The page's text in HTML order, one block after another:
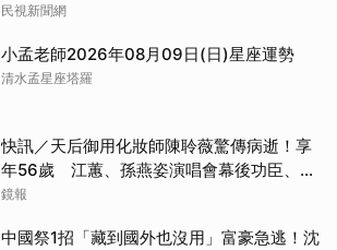
民視新聞網
小孟老師2026年08月09日(日)星座運勢
清水孟星座塔羅
快訊／天后御用化妝師陳聆薇驚傳病逝！享
年56歲 江蕙、孫燕姿演唱會幕後功臣、蔡
健雅崩潰難接受
鏡報
中國祭1招「藏到國外也沒用」富豪急逃！沈